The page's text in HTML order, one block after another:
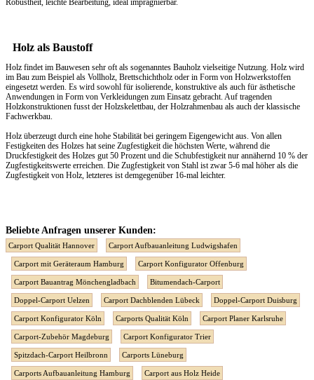
Robustheit, leichte Bearbeitung, ideal imprägnierbar.
Holz als Baustoff
Holz findet im Bauwesen sehr oft als sogenanntes Bauholz vielseitige Nutzung. Holz wird
im Bau zum Beispiel als Vollholz, Brettschichtholz oder in Form von Holzwerkstoffen
eingesetzt werden. Es wird sowohl für isolierende, konstruktive als auch für ästhetische
Anwendungen in Form von Verkleidungen zum Einsatz gebracht. Auf tragenden
Holzkonstruktionen fusst der Holzskelettbau, der Holzrahmenbau als auch der klassische
Fachwerkbau.
Holz überzeugt durch eine hohe Stabilität bei geringem Eigengewicht aus. Von allen
Festigkeiten des Holzes hat seine Zugfestigkeit die höchsten Werte, während die
Druckfestigkeit des Holzes gut 50 Prozent und die Schubfestigkeit nur annähernd 10 % der
Zugfestigkeitswerte erreichen. Die Zugfestigkeit von Stahl ist zwar 5-6 mal höher als die
Zugfestigkeit von Holz, letzteres ist demgegenüber 16-mal leichter.
Beliebte Anfragen unserer Kunden:
Carport Qualität Hannover Carport Aufbauanleitung Ludwigshafen
Carport mit Geräteraum Hamburg Carport Konfigurator Offenburg
Carport Bauantrag Mönchengladbach Bitumendach-Carport
Doppel-Carport Uelzen Carport Dachblenden Lübeck Doppel-Carport Duisburg
Carport Konfigurator Köln Carports Qualität Köln Carport Planer Karlsruhe
Carport-Zubehör Magdeburg Carport Konfigurator Trier
Spitzdach-Carport Heilbronn Carports Lüneburg
Carports Aufbauanleitung Hamburg Carport aus Holz Heide